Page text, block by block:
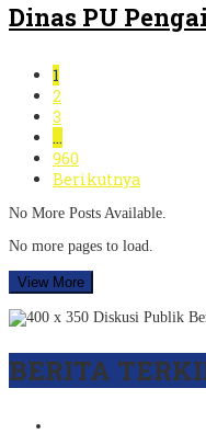
Dinas PU
1
2
3
…
960
Berikutnya
No More Posts Available.
No more pages to load.
View More
BERITA